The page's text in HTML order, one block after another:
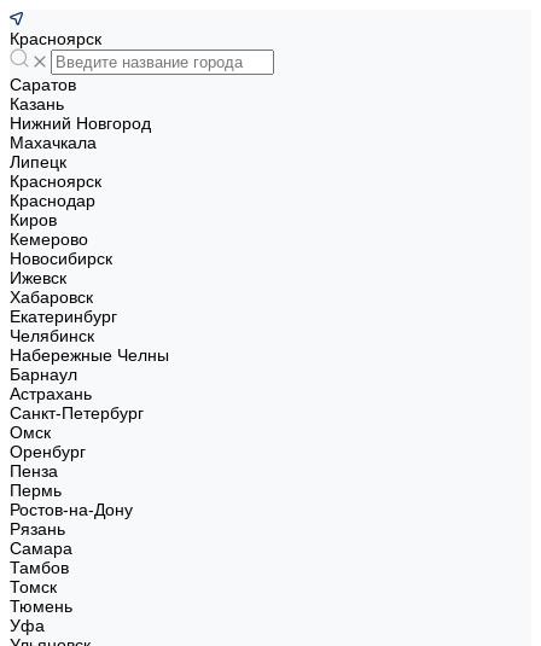
Красноярск
Саратов
Казань
Нижний Новгород
Махачкала
Липецк
Красноярск
Краснодар
Киров
Кемерово
Новосибирск
Ижевск
Хабаровск
Екатеринбург
Челябинск
Набережные Челны
Барнаул
Астрахань
Санкт-Петербург
Омск
Оренбург
Пенза
Пермь
Ростов-на-Дону
Рязань
Самара
Тамбов
Томск
Тюмень
Уфа